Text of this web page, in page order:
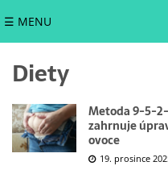
☰ MENU
Diety
Metoda 9-5-
zahrnuje
ovoce
19. prosince